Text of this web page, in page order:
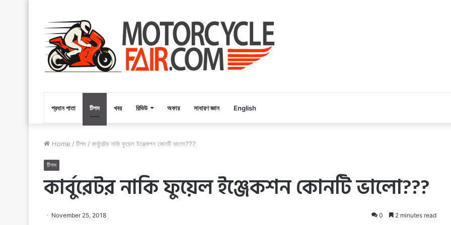
প্রধান পাতা টিপস খবর রিভিউ অফার সাধারণ জ্ঞান English
Home / টিপস / কার্বুরেটর নাকি ফুয়েল ইঞ্জেকশন কোনটি ভালো???
টিপস
কার্বুরেটর নাকি ফুয়েল ইঞ্জেকশন কোনটি ভালো???
November 25, 2018 0 2 minutes read